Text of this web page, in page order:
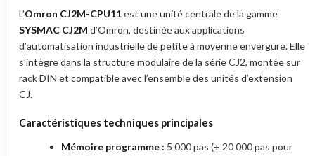
L’Omron CJ2M-CPU11est une unité centrale de la gamme
SYSMAC CJ2M d’Omron, destinée aux applications
d’automatisation industrielle de petite à moyenne envergure. Elle
s’intègre dans la structure modulaire de la série CJ2, montée sur
rack DIN et compatible avec l’ensemble des unités d’extension
CJ.
Caractéristiques techniques principales
Mémoire programme : 5 000 pas (+ 20 000 pas pour